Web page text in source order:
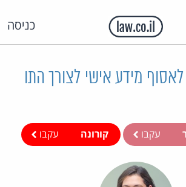
כניסה
מידע אישי לצורך התו
עקבו קורונה עקבו